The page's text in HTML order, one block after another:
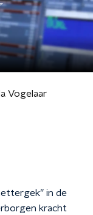
Vogelaar
in de
kracht